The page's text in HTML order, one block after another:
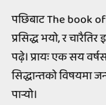
पछिबाट The book
प्रसिद्ध भयो, र
पढ़े। प्रायः एक सय
सिद्धान्तको विषयमा
पार्‍यो।